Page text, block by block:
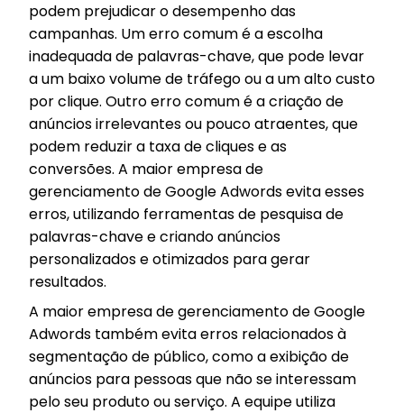
podem prejudicar o desempenho das
campanhas. Um erro comum é a escolha
inadequada de palavras-chave, que pode levar
a um baixo volume de tráfego ou a um alto custo
por clique. Outro erro comum é a criação de
anúncios irrelevantes ou pouco atraentes, que
podem reduzir a taxa de cliques e as
conversões. A maior empresa de
gerenciamento de Google Adwords evita esses
erros, utilizando ferramentas de pesquisa de
palavras-chave e criando anúncios
personalizados e otimizados para gerar
resultados.
A maior empresa de gerenciamento de Google
Adwords também evita erros relacionados à
segmentação de público, como a exibição de
anúncios para pessoas que não se interessam
pelo seu produto ou serviço. A equipe utiliza